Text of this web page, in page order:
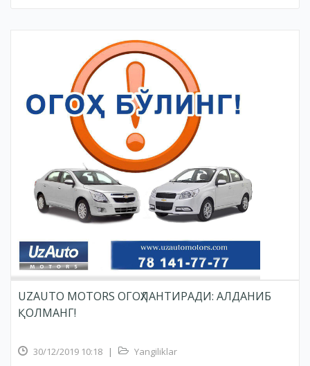
UZAUTO MOTORS ОГОҲЛАНТИРАДИ: АЛДАНИБ
ҚОЛМАНГ!
30/12/2019 10:18 |
Yangiliklar